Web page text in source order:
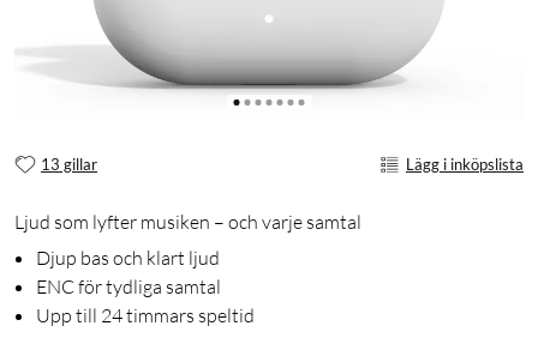
13 gillar Lägg i inköpslista
Ljud som lyfter musiken – och varje samtal
Djup bas och klart ljud
ENC för tydliga samtal
Upp till 24 timmars speltid